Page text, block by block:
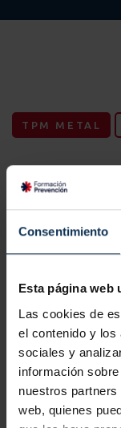
Consentimiento
Esta página web
Las cookies de
el contenido y los
sociales y
información
nuestros
web, quienes
TPM METAL
Trabajos
Riesgos y
Planificación
preventivo.
2.
Actividades